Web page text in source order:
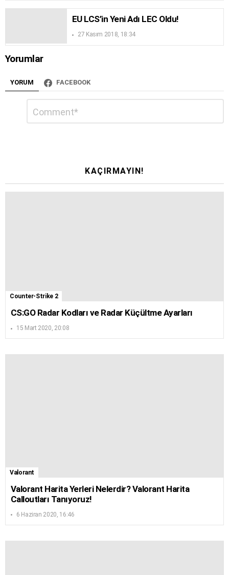
EU LCS’in Yeni Adı LEC Oldu!
27 Kasım 2018, 18:34
Yorumlar
YORUM FACEBOOK
KAÇIRMAYIN!
Counter-Strike 2
CS:GO Radar Kodları ve Radar Küçültme Ayarları
15 Mart 2020, 20:08
Valorant
Valorant Harita Yerleri Nelerdir? Valorant Harita
Calloutları Tanıyoruz!
6 Haziran 2020, 16:46